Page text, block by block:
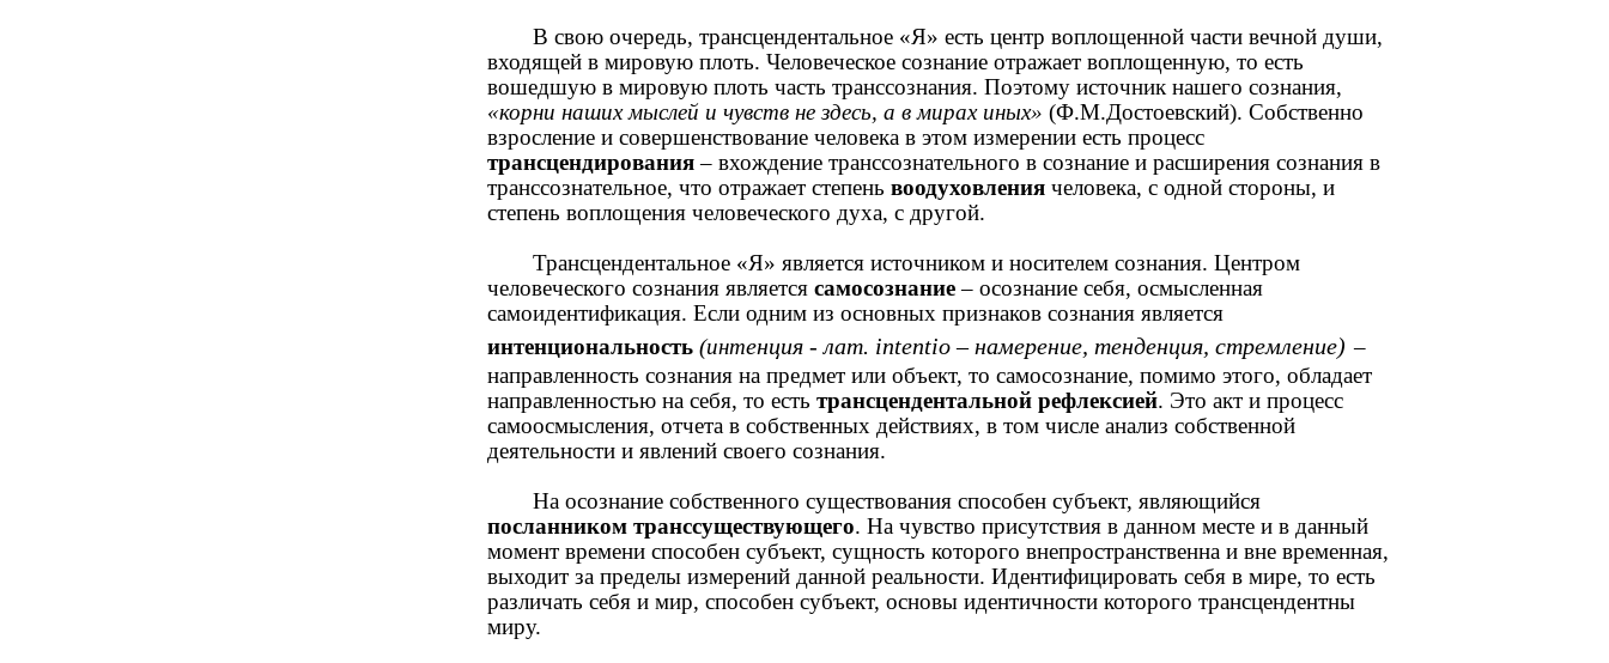
В свою очередь, трансцендентальное «Я» есть центр воплощенной части вечной души,
входящей в мировую плоть. Человеческое сознание отражает воплощенную, то есть
вошедшую в мировую плоть часть транссознания. Поэтому источник нашего сознания,
«корни наших мыслей и чувств не здесь, а в мирах иных» (Ф.М.Достоевский). Собственно
взросление и совершенствование человека в этом измерении есть процесс
трансцендирования– вхождение транссознательного в сознание и расширения сознания в
транссознательное, что отражает степень воодуховления человека, с одной стороны, и
степень воплощения человеческого духа, с другой.
Трансцендентальное «Я» является источником и носителем сознания. Центром
человеческого сознания является самосознание– осознание себя, осмысленная
самоидентификация. Если одним из основных признаков сознания является
интенциональность (интенция - лат. intentio – намерение, тенденция, стремление) –
направленность сознания на предмет или объект, то самосознание, помимо этого, обладает
направленностью на себя, то есть трансцендентальной рефлексией. Это акт и процесс
самоосмысления, отчета в собственных действиях, в том числе анализ собственной
деятельности и явлений своего сознания.
На осознание собственного существования способен субъект, являющийся
посланником транссуществующего. На чувство присутствия в данном месте и в данный
момент времени способен субъект, сущность которого внепространственна и вне временная,
выходит за пределы измерений данной реальности. Идентифицировать себя в мире, то есть
различать себя и мир, способен субъект, основы идентичности которого трансцендентны
миру.